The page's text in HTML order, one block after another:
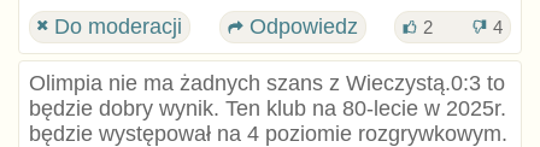
Do moderacji Odpowiedz 2 4
Olimpia nie ma żadnych szans z Wieczystą.0:3 to
będzie dobry wynik. Ten klub na 80-lecie w 2025r.
będzie występował na 4 poziomie rozgrywkowym.